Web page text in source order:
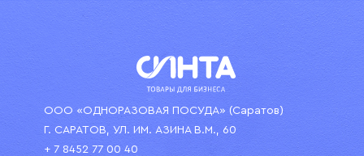
ООО «ОДНОРАЗОВАЯ ПОСУДА» (Саратов)
Г. САРАТОВ, УЛ. ИМ. АЗИНА В.М., 60
+ 7 8452 77 00 40